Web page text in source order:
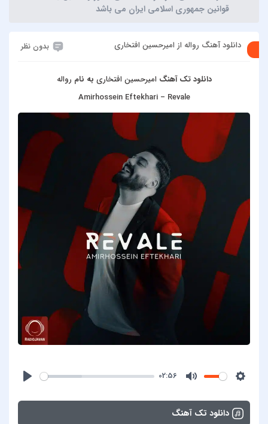
قوانین جمهوری اسلامی ایران می باشد
دانلود آهنگ رواله از امیرحسین افتخاری بدون نظر
دانلود تک آهنگامیرحسین افتخاریبه نامرواله
Amirhossein Eftekhari – Revale
02:56
دانلود تک آهنگ